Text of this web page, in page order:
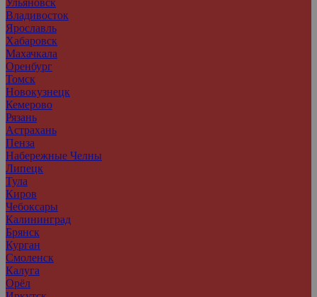
Владивосток
Ярославль
Хабаровск
Махачкала
Оренбург
Томск
Новокузнецк
Кемерово
Рязань
Астрахань
Пенза
Набережные Челны
Липецк
Тула
Киров
Чебоксары
Калининград
Брянск
Курган
Смоленск
Калуга
Орёл